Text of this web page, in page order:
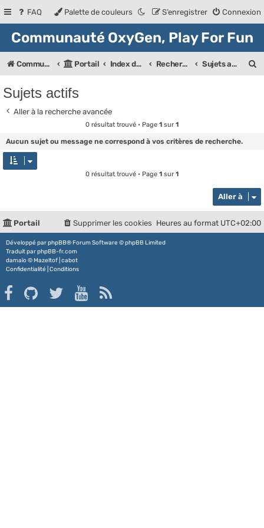
FAQ Connexion
S’enregistrer
Palette de couleurs
Communauté OxyGen, Play For Fun
Communauté OXyGeN Portail Index des forums Rechercher Sujets actifs
Sujets actifs
Aller à la recherche avancée
0 résultat trouvé • Page 1 sur 1
Aucun sujet ou message ne correspond à vos critères de recherche.
0 résultat trouvé • Page 1 sur 1
Aller à
Portail Heures au format UTC+02:00
Supprimer les cookies
Développé parphpBB® Forum Software © phpBB Limited
Traduit parphpBB-fr.com
damaïo © Mazeltof cabot
Confidentialité Conditions